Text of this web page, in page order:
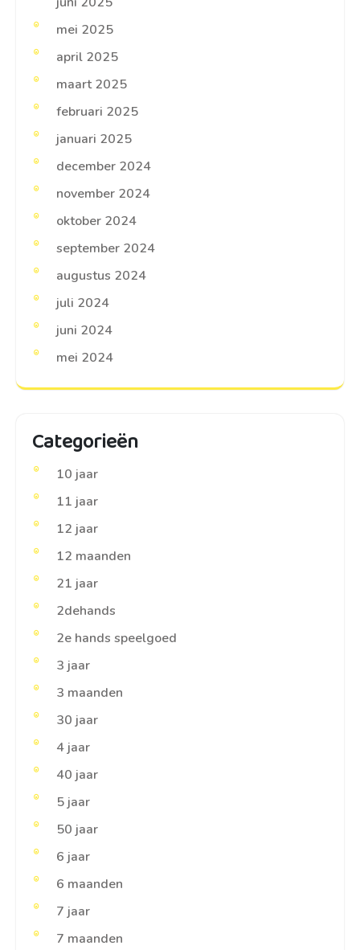
mei 2025
april 2025
maart 2025
februari 2025
januari 2025
december 2024
november 2024
oktober 2024
september 2024
augustus 2024
juli 2024
juni 2024
mei 2024
Categorieën
10 jaar
11 jaar
12 jaar
12 maanden
21 jaar
2dehands
2e hands speelgoed
3 jaar
3 maanden
30 jaar
4 jaar
40 jaar
5 jaar
50 jaar
6 jaar
6 maanden
7 jaar
7 maanden